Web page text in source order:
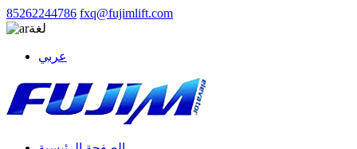
85262244786 fxq@fujimlift.com
لغة
عربي